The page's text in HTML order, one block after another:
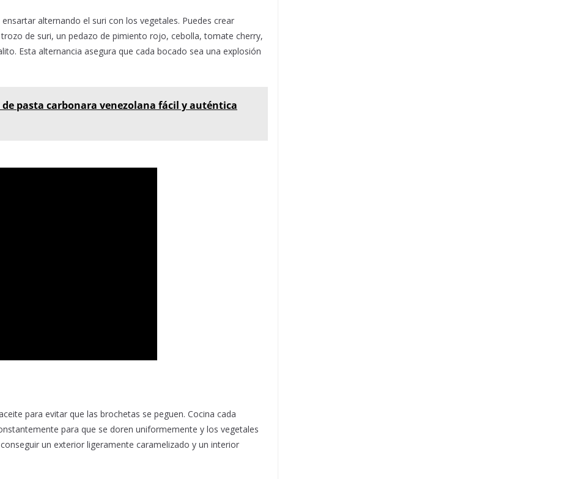
alternando el suri con los vegetales. Puedes crear
de suri, un pedazo de pimiento rojo, cebolla, tomate cherry,
Esta alternancia asegura que cada bocado sea una explosión
de pasta carbonara venezolana fácil y auténtica
para evitar que las brochetas se peguen. Cocina cada
para que se doren uniformemente y los vegetales
un exterior ligeramente caramelizado y un interior